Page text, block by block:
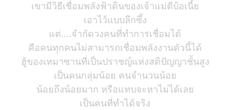
เขามีวิธีเชื่อมพลังฟ้าดินของเจ้าแม่ตีบ้อเนี้ย
เอาไว้แบบลึกซึ้ง
แต่....จำกัดวงคนที่ทำการเชื่อมได้
คือคนทุกคนไม่สามารถเชื่อมพลังงานตัวนี้ได้
ฮู้ของเหมาซานที่เป็นปราชญ์แห่งสติปัญญาชั้นสูง
เป็นคนกลุ่มน้อย คนจำนวนน้อย
น้อยถึงน้อยมาก หรือแทบจะหาไม่ได้เลย
เป็นคนที่ทำได้จริง